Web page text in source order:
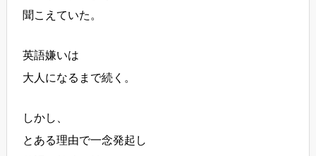
聞こえていた。
英語嫌いは
大人になるまで続く。
しかし、
とある理由で一念発起し